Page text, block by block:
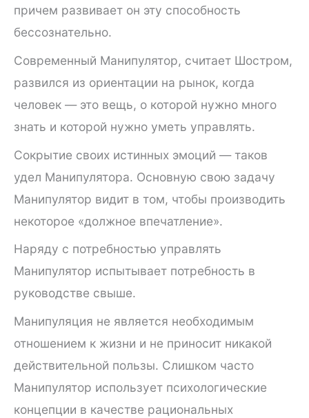
причем развивает он эту способность
бессознательно.
Современный Манипулятор, считает Шостром,
развился из ориентации на рынок, когда
человек — это вещь, о которой нужно много
знать и которой нужно уметь управлять.
Сокрытие своих истинных эмоций — таков
удел Манипулятора. Основную свою задачу
Манипулятор видит в том, чтобы производить
некоторое «должное впечатление».
Наряду с потребностью управлять
Манипулятор испытывает потребность в
руководстве свыше.
Манипуляция не является необходимым
отношением к жизни и не приносит никакой
действительной пользы. Слишком часто
Манипулятор использует психологические
концепции в качестве рациональных